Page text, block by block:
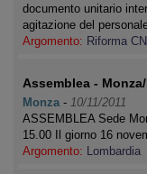
documento unitario
agitazione del
Argomento: Riforma
Assemblea -
Monza - 10/11/2011
ASSEMBLEA Sede
15.00 Il giorno 16
Argomento: Lombardia